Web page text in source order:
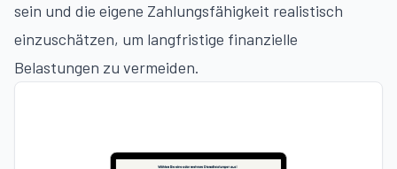
sein und die eigene Zahlungsfähigkeit realistisch
einzuschätzen, um langfristige finanzielle
Belastungen zu vermeiden.